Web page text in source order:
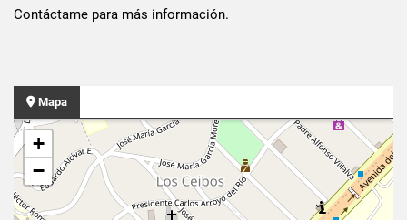
Contáctame para más información.
Mapa
+
−